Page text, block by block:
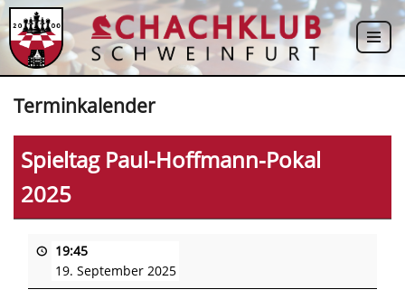
Zum
Inhalt
Terminkalender
Spieltag Paul-Hoffmann-Pokal
2025
19:45
19. September 2025